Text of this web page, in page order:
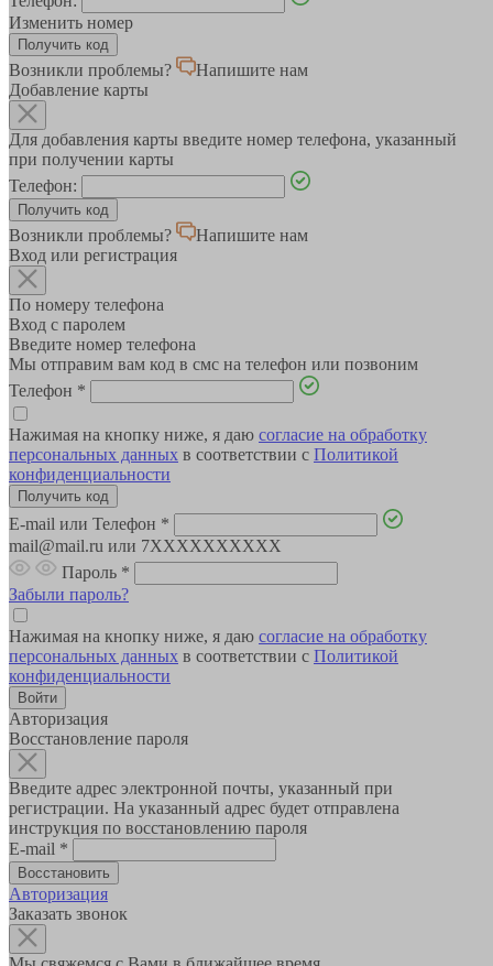
Изменить номер
Возникли проблемы?
Напишите нам
Добавление карты
Для добавления карты введите номер телефона, указанный
при получении карты
Телефон:
Возникли проблемы?
Напишите нам
Вход или регистрация
По номеру телефона
Вход с паролем
Введите номер телефона
Мы отправим вам код в смс на телефон или позвоним
Телефон *
Нажимая на кнопку ниже, я даю согласие на обработку
персональных данных в соответствии с Политикой
конфиденциальности
E-mail или Телефон *
mail@mail.ru или 7XXXXXXXXXX
Пароль *
Забыли пароль?
Нажимая на кнопку ниже, я даю согласие на обработку
персональных данных в соответствии с Политикой
конфиденциальности
Авторизация
Восстановление пароля
Введите адрес электронной почты, указанный при
регистрации. На указанный адрес будет отправлена
инструкция по восстановлению пароля
E-mail *
Авторизация
Заказать звонок